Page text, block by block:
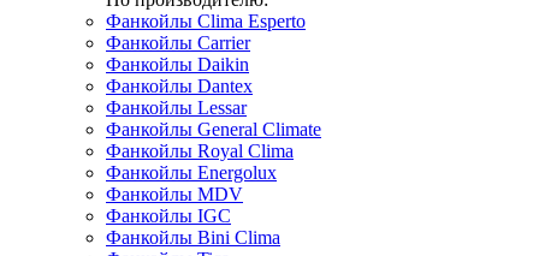
Фанкойлы Clima Esperto
Фанкойлы Carrier
Фанкойлы Daikin
Фанкойлы Dantex
Фанкойлы Lessar
Фанкойлы General Climate
Фанкойлы Royal Clima
Фанкойлы Energolux
Фанкойлы MDV
Фанкойлы IGC
Фанкойлы Bini Clima